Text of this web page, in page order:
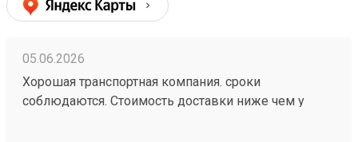
05.06.2026
Хорошая транспортная компания. сроки
соблюдаются. Стоимость доставки ниже чем у